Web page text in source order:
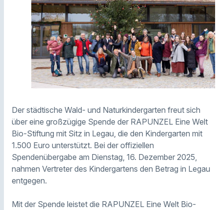
Der städtische Wald- und Naturkindergarten freut sich
über eine großzügige Spende der RAPUNZEL Eine Welt
Bio-Stiftung mit Sitz in Legau, die den Kindergarten mit
1.500 Euro unterstützt. Bei der offiziellen
Spendenübergabe am Dienstag, 16. Dezember 2025,
nahmen Vertreter des Kindergartens den Betrag in Legau
entgegen.
Mit der Spende leistet die RAPUNZEL Eine Welt Bio-